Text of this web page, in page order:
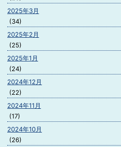
2025年3月
(34)
2025年2月
(25)
2025年1月
(24)
2024年12月
(22)
2024年11月
(17)
2024年10月
(26)